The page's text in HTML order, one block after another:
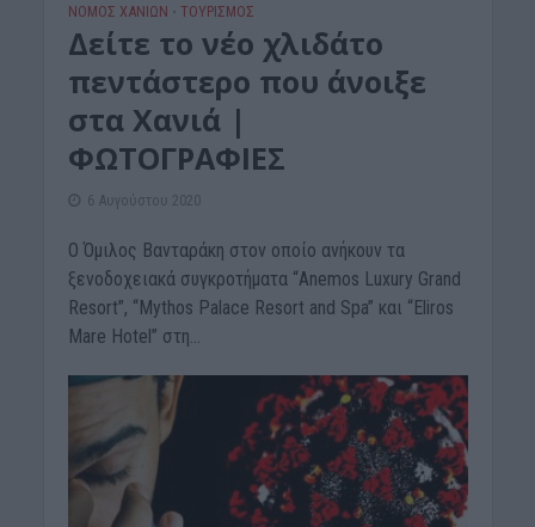
ΝΟΜΌΣ ΧΑΝΊΩΝ • ΤΟΥΡΙΣΜΟΣ
Δείτε το νέο χλιδάτο
πεντάστερο που άνοιξε
στα Χανιά |
ΦΩΤΟΓΡΑΦΙΕΣ
6 Αυγούστου 2020
Ο Όμιλος Βανταράκη στον οποίο ανήκουν τα
ξενοδοχειακά συγκροτήματα “Anemos Luxury Grand
Resort”, “Mythos Palace Resort and Spa” και “Eliros
Mare Hotel” στη...